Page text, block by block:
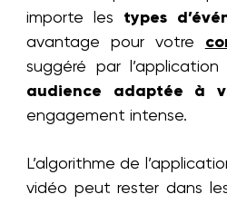
importe les types
avantage pour votre
suggéré par
audience adaptée à
engagement intense.
L’algorithme de
vidéo peut rester dans